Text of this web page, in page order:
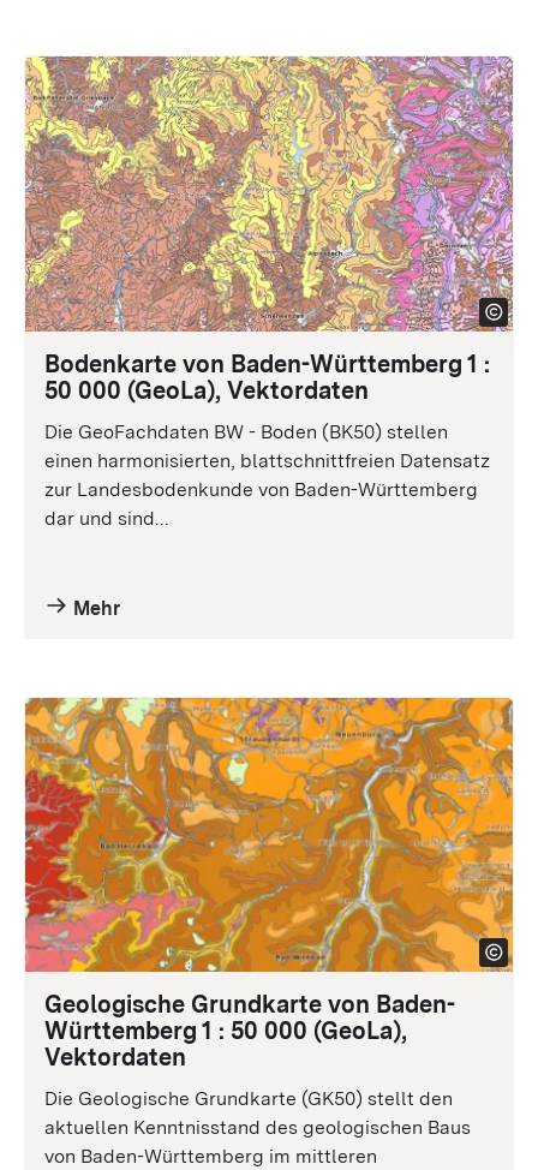
Bodenkarte von Baden-Württemberg 1 :
50 000 (GeoLa), Vektordaten
Die GeoFachdaten BW - Boden (BK50) stellen
einen harmonisierten, blattschnittfreien Datensatz
zur Landesbodenkunde von Baden-Württemberg
dar und sind...
Mehr
Geologische Grundkarte von Baden-
Württemberg 1 : 50 000 (GeoLa),
Vektordaten
Die Geologische Grundkarte (GK50) stellt den
aktuellen Kenntnisstand des geologischen Baus
von Baden-Württemberg im mittleren